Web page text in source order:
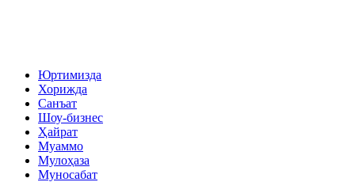
Юртимизда
Хорижда
Санъат
Шоу-бизнес
Ҳайрат
Муаммо
Мулоҳаза
Муносабат